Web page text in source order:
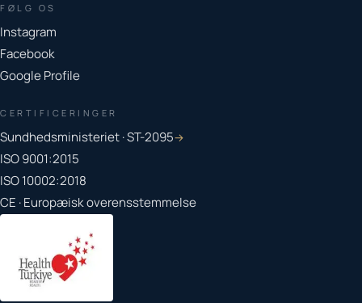
FØLG OS
Instagram
Facebook
Google Profile
CERTIFICERINGER
Sundhedsministeriet · ST-2095→
ISO 9001:2015
ISO 10002:2018
CE · Europæisk overensstemmelse